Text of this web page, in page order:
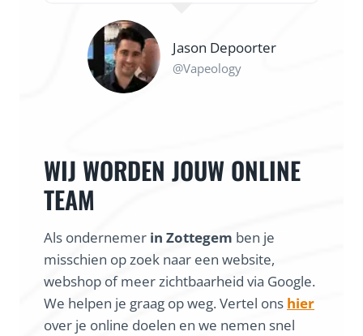
Jason Depoorter
@Vapeology
WIJ WORDEN JOUW ONLINE
TEAM
Als ondernemer in Zottegem ben je
misschien op zoek naar een website,
webshop of meer zichtbaarheid via Google.
We helpen je graag op weg. Vertel ons hier
over je online doelen en we nemen snel